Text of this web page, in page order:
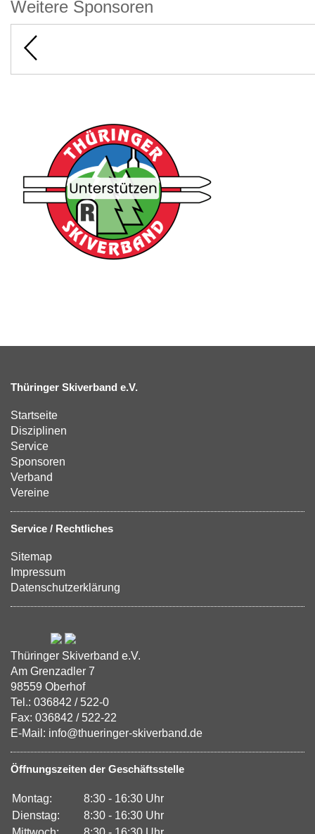
Weitere Sponsoren
Thüringer Skiverband e.V.
Startseite
Disziplinen
Service
Sponsoren
Verband
Vereine
Service / Rechtliches
Sitemap
Impressum
Datenschutzerklärung
Thüringer Skiverband e.V.
Am Grenzadler 7
98559 Oberhof
Tel.: 036842 / 522-0
Fax: 036842 / 522-22
E-Mail: info@thueringer-skiverband.de
Öffnungszeiten der Geschäftsstelle
Montag:
8:30 - 16:30 Uhr
Dienstag:
8:30 - 16:30 Uhr